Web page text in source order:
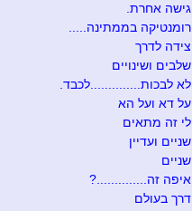
גישה אחרת.
רומנטיקה בממתינה.....
צידה לדרך
שלבים ושינויים
לא לבכות..............לכבד.
על דא ועל הא
לי זה מתאים
שניים ועדיין
שניים
איפה זה..............?
דרך בעולם